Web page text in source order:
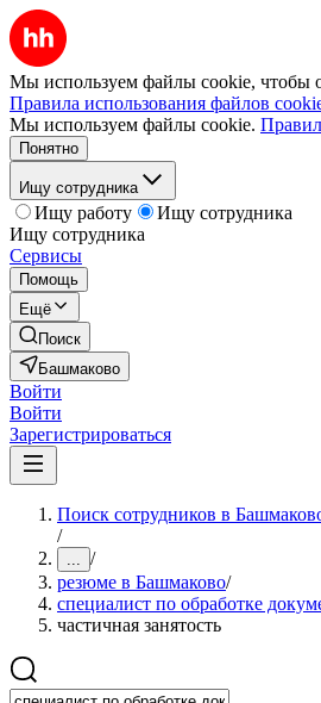
Мы используем файлы cookie, чтобы
Правила использования файлов
Мы используем файлы cookie.
Понятно
Ищу сотрудника
Ищу работу
Ищу сотрудника
Ищу сотрудника
Сервисы
Помощь
Ещё
Поиск
Башмаково
Войти
Войти
Зарегистрироваться
Поиск сотрудников в
/
... /
резюме в Башмаково/
специалист по обработке
частичная занятость